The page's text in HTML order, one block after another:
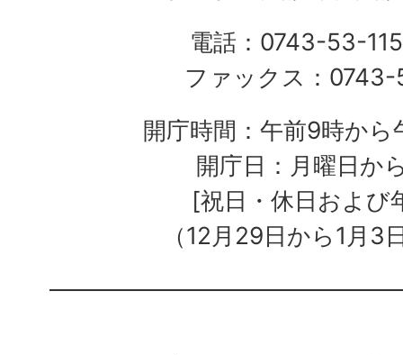
電話：0743-53-
ファックス：
開庁時間：午前9時か
開庁日：月曜日か
[祝日・休日および
（12月29日から1月3